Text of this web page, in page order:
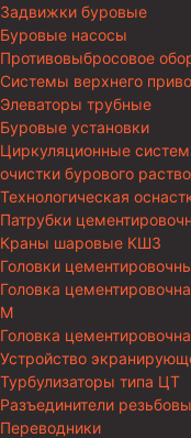
Задвижки буровые
Буровые насосы
Противовыбросовое
Системы верхнего
Элеваторы трубные
Буровые установки
Циркуляционные
очистки бурового
Технологическая
Патрубки
Краны шаровые КШЗ
Головки
Головка
М
Головка
Устройство
Турбулизаторы типа ЦТ
Разъединители
Переводники